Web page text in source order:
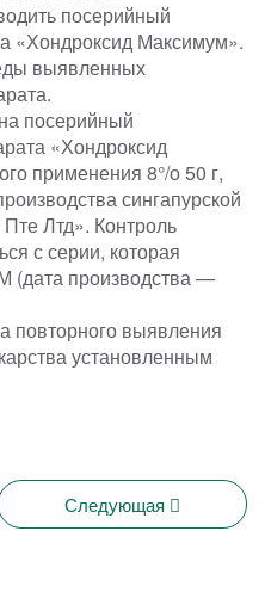
посерийный
«Хондроксид Максимум».
выявленных
посерийный
«Хондроксид
применения 8°/о 50 г,
сингапурской
Лтд». Контроль
с серии, которая
(дата производства —
повторного выявления
установленным
Следующая